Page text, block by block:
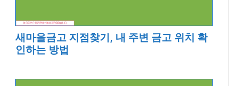
새마을금고 지점찾기, 내 주변 금고 위치 확
인하는 방법